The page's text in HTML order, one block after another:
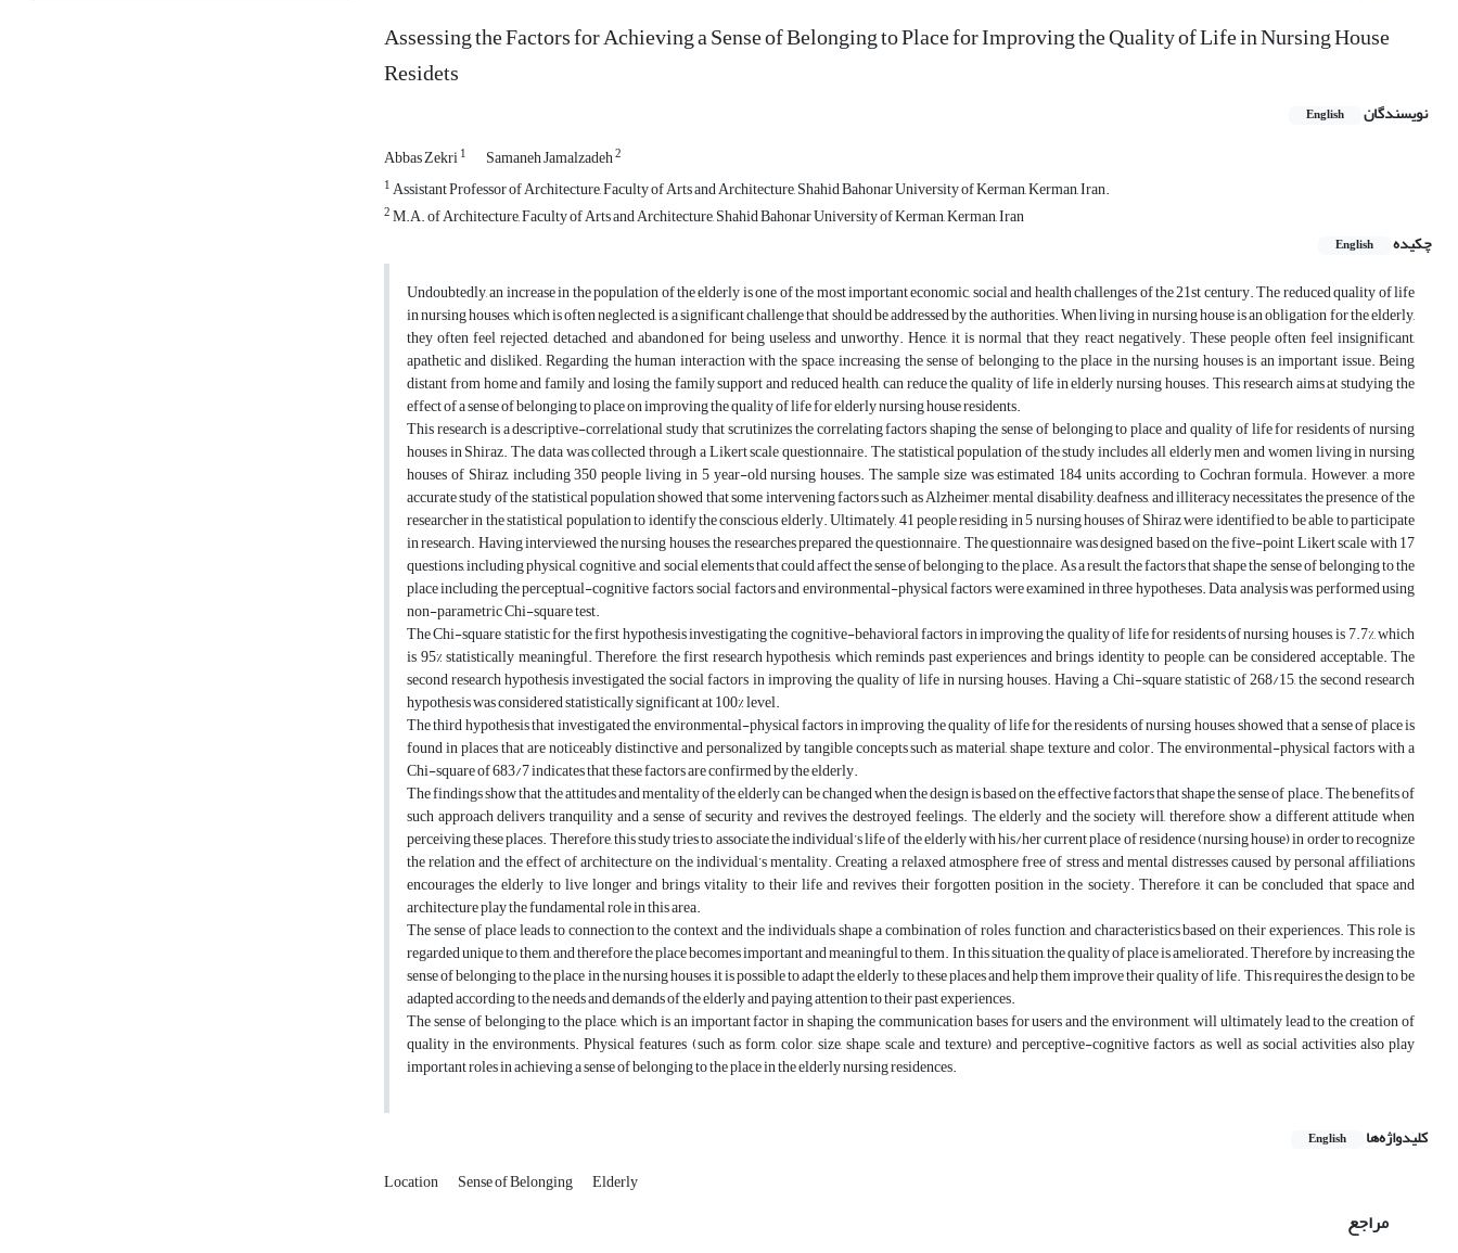
Assessing the Factors for Achieving a Sense of Belonging to Place for Improving the Quality of Life in Nursing House
Residets
نویسندگان English
Abbas Zekri1 Samaneh Jamalzadeh2
1Assistant Professor of Architecture, Faculty of Arts and Architecture, Shahid Bahonar University of Kerman, Kerman, Iran.
2M.A. of Architecture, Faculty of Arts and Architecture, Shahid Bahonar University of Kerman, Kerman, Iran
چکیده
English
Undoubtedly, an increase in the population of the elderly is one of the most important economic, social and health challenges of the 21st century. The reduced quality of life
in nursing houses, which is often neglected, is a significant challenge that should be addressed by the authorities. When living in nursing house is an obligation for the elderly,
they often feel rejected, detached, and abandoned for being useless and unworthy. Hence, it is normal that they react negatively. These people often feel insignificant,
apathetic and disliked. Regarding the human interaction with the space, increasing the sense of belonging to the place in the nursing houses is an important issue. Being
distant from home and family and losing the family support and reduced health, can reduce the quality of life in elderly nursing houses. This research aims at studying the
effect of a sense of belonging to place on improving the quality of life for elderly nursing house residents.
This research is a descriptive-correlational study that scrutinizes the correlating factors shaping the sense of belonging to place and quality of life for residents of nursing
houses in Shiraz. The data was collected through a Likert scale questionnaire. The statistical population of the study includes all elderly men and women living in nursing
houses of Shiraz, including 350 people living in 5 year-old nursing houses. The sample size was estimated 184 units according to Cochran formula. However, a more
accurate study of the statistical population showed that some intervening factors such as Alzheimer, mental disability, deafness, and illiteracy necessitates the presence of the
researcher in the statistical population to identify the conscious elderly. Ultimately, 41 people residing in 5 nursing houses of Shiraz were identified to be able to participate
in research. Having interviewed the nursing houses, the researches prepared the questionnaire. The questionnaire was designed based on the five-point Likert scale with 17
questions, including physical, cognitive, and social elements that could affect the sense of belonging to the place. As a result, the factors that shape the sense of belonging to the
place including the perceptual-cognitive factors, social factors and environmental-physical factors were examined in three hypotheses. Data analysis was performed using
non-parametric Chi-square test.
The Chi-square statistic for the first hypothesis investigating the cognitive-behavioral factors in improving the quality of life for residents of nursing houses, is 7.7%, which
is 95% statistically meaningful. Therefore, the first research hypothesis, which reminds past experiences and brings identity to people, can be considered acceptable. The
second research hypothesis investigated the social factors in improving the quality of life in nursing houses. Having a Chi-square statistic of 268/15, the second research
hypothesis was considered statistically significant at 100% level.
The third hypothesis that investigated the environmental-physical factors in improving the quality of life for the residents of nursing houses, showed that a sense of place is
found in places that are noticeably distinctive and personalized by tangible concepts such as material, shape, texture and color. The environmental-physical factors with a
Chi-square of 683/7 indicates that these factors are confirmed by the elderly.
The findings show that the attitudes and mentality of the elderly can be changed when the design is based on the effective factors that shape the sense of place. The benefits of
such approach delivers tranquility and a sense of security and revives the destroyed feelings. The elderly and the society will, therefore, show a different attitude when
perceiving these places. Therefore, this study tries to associate the individual’s life of the elderly with his/her current place of residence (nursing house) in order to recognize
the relation and the effect of architecture on the individual’s mentality. Creating a relaxed atmosphere free of stress and mental distresses caused by personal affiliations
encourages the elderly to live longer and brings vitality to their life and revives their forgotten position in the society. Therefore, it can be concluded that space and
architecture play the fundamental role in this area.
The sense of place leads to connection to the context and the individuals shape a combination of roles, function, and characteristics based on their experiences. This role is
regarded unique to them, and therefore the place becomes important and meaningful to them. In this situation, the quality of place is ameliorated. Therefore, by increasing the
sense of belonging to the place in the nursing houses, it is possible to adapt the elderly to these places and help them improve their quality of life. This requires the design to be
adapted according to the needs and demands of the elderly and paying attention to their past experiences.
The sense of belonging to the place, which is an important factor in shaping the communication bases for users and the environment, will ultimately lead to the creation of
quality in the environments. Physical features (such as form, color, size, shape, scale and texture) and perceptive-cognitive factors as well as social activities also play
important roles in achieving a sense of belonging to the place in the elderly nursing residences.
کلیدواژه‌ها English
Location Sense of Belonging Elderly
مراجع